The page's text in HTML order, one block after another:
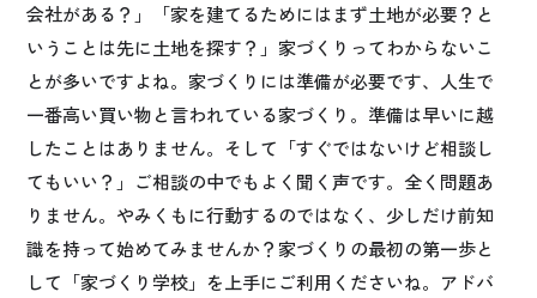
会社がある？」「家を建てるためにはまず土地が必要？と
いうことは先に土地を探す？」家づくりってわからないこ
とが多いですよね。家づくりには準備が必要です、人生で
一番高い買い物と言われている家づくり。準備は早いに越
したことはありません。そして「すぐではないけど相談し
てもいい？」ご相談の中でもよく聞く声です。全く問題あ
りません。やみくもに行動するのではなく、少しだけ前知
識を持って始めてみませんか？家づくりの最初の第一歩と
して「家づくり学校」を上手にご利用くださいね。アドバ